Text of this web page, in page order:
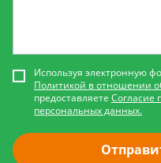
Используя электронную
Политикой в отношении
предоставляете Согласие
персональных данных.